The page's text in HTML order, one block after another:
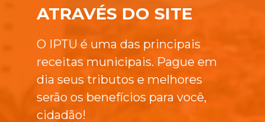
ATRAVÉS DO SITE
O IPTU é uma das principais
receitas municipais. Pague em
dia seus tributos e melhores
serão os benefícios para você,
cidadão!